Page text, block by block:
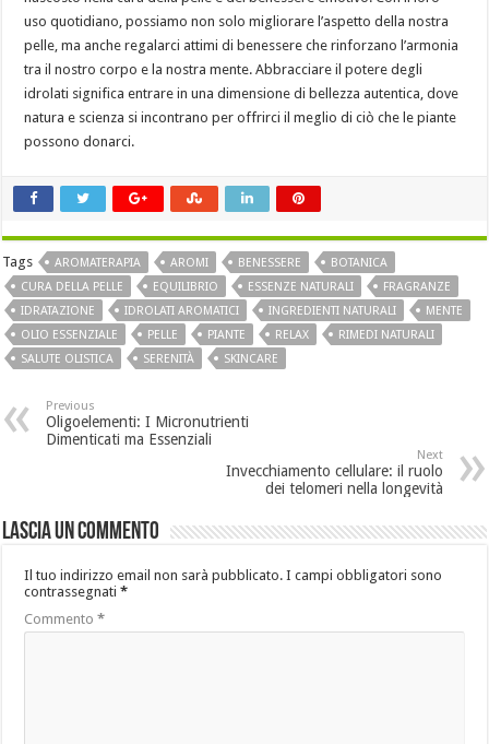
uso quotidiano, possiamo non solo migliorare l’aspetto della nostra
pelle, ma anche regalarci attimi di benessere che rinforzano l’armonia
tra il nostro corpo e la nostra mente. Abbracciare il potere degli
idrolati significa entrare in una dimensione di bellezza autentica, dove
natura e scienza si incontrano per offrirci il meglio di ciò che le piante
possono donarci.
Tags AROMATERAPIA AROMI BENESSERE
BOTANICA
CURA DELLA PELLE
EQUILIBRIO ESSENZE NATURALI
FRAGRANZE
IDRATAZIONE
IDROLATI AROMATICI INGREDIENTI NATURALI
MENTE
OLIO ESSENZIALE
PELLE PIANTE RELAX
RIMEDI NATURALI
SALUTE OLISTICA
SERENITÀ SKINCARE
Previous
Oligoelementi: I Micronutrienti
Dimenticati ma Essenziali
Next
Invecchiamento cellulare: il ruolo
dei telomeri nella longevità
Lascia un commento
Il tuo indirizzo email non sarà pubblicato. I campi obbligatori sono
contrassegnati*
Commento*